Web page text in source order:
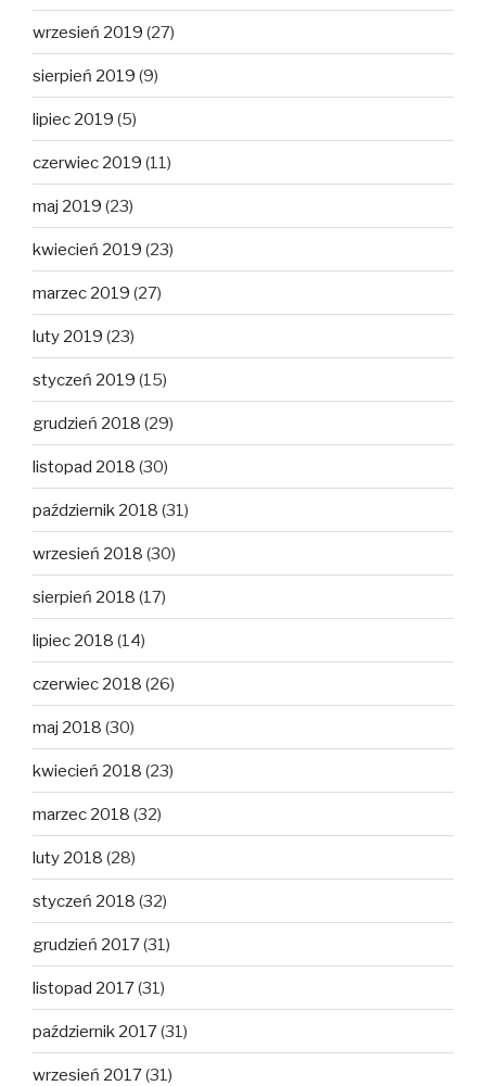
wrzesień 2019 (27)
sierpień 2019 (9)
lipiec 2019 (5)
czerwiec 2019 (11)
maj 2019 (23)
kwiecień 2019 (23)
marzec 2019 (27)
luty 2019 (23)
styczeń 2019 (15)
grudzień 2018 (29)
listopad 2018 (30)
październik 2018 (31)
wrzesień 2018 (30)
sierpień 2018 (17)
lipiec 2018 (14)
czerwiec 2018 (26)
maj 2018 (30)
kwiecień 2018 (23)
marzec 2018 (32)
luty 2018 (28)
styczeń 2018 (32)
grudzień 2017(31)
listopad 2017(31)
październik 2017(31)
wrzesień 2017(31)